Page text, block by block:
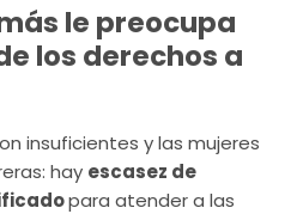
le preocupa
los derechos a
insuficientes y las mujeres
hay escasez de
para atender a las